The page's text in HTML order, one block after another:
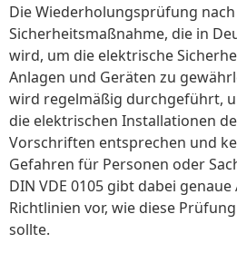
Die Wiederholungsprüfung nach
Sicherheitsmaßnahme, die in
wird, um die elektrische
Anlagen und Geräten zu
wird regelmäßig durchgeführt,
die elektrischen Installationen
Vorschriften entsprechen und
Gefahren für Personen oder
DIN VDE 0105 gibt dabei
Richtlinien vor, wie diese
sollte.